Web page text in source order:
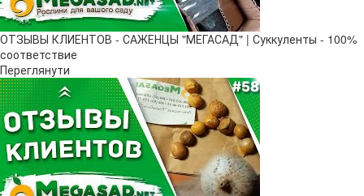
ОТЗЫВЫ КЛИЕНТОВ - САЖЕНЦЫ "МЕГАСАД" | Суккуленты - 100%
соответствие
Переглянути